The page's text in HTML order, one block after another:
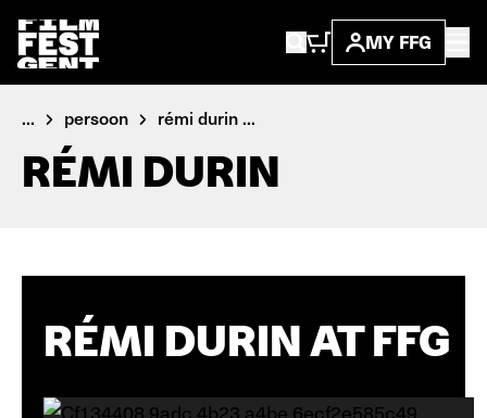
MY FFG
... persoon rémi durin ...
RÉMI DURIN
RÉMI DURIN AT FFG